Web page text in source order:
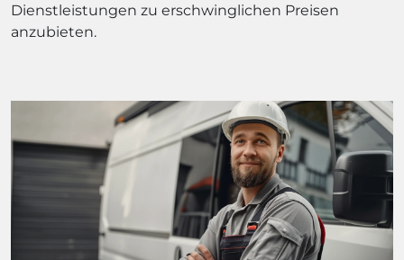
Dienstleistungen zu erschwinglichen Preisen
anzubieten.